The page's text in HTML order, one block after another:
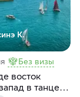
К.
Без визы
восток
в танце